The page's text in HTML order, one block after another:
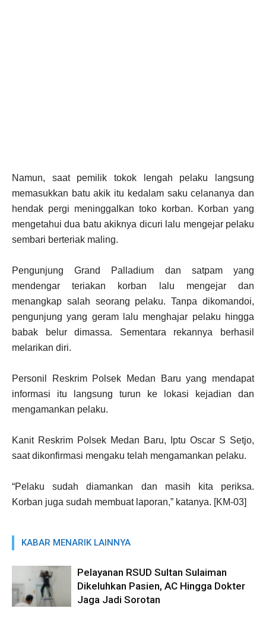
Namun, saat pemilik tokok lengah pelaku langsung
memasukkan batu akik itu kedalam saku celananya dan
hendak pergi meninggalkan toko korban. Korban yang
mengetahui dua batu akiknya dicuri lalu mengejar pelaku
sembari berteriak maling.
Pengunjung Grand Palladium dan satpam yang
mendengar teriakan korban lalu mengejar dan
menangkap salah seorang pelaku. Tanpa dikomandoi,
pengunjung yang geram lalu menghajar pelaku hingga
babak belur dimassa. Sementara rekannya berhasil
melarikan diri.
Personil Reskrim Polsek Medan Baru yang mendapat
informasi itu langsung turun ke lokasi kejadian dan
mengamankan pelaku.
Kanit Reskrim Polsek Medan Baru, Iptu Oscar S Setjo,
saat dikonfirmasi mengaku telah mengamankan pelaku.
“Pelaku sudah diamankan dan masih kita periksa.
Korban juga sudah membuat laporan,” katanya. [KM-03]
KABAR MENARIK LAINNYA
Pelayanan RSUD Sultan Sulaiman
Dikeluhkan Pasien, AC Hingga Dokter
Jaga Jadi Sorotan